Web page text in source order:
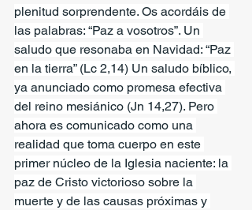
plenitud sorprendente. Os acordáis de
las palabras: “Paz a vosotros”. Un
saludo que resonaba en Navidad: “Paz
en la tierra” (Lc 2,14) Un saludo bíblico,
ya anunciado como promesa efectiva
del reino mesiánico (Jn 14,27). Pero
ahora es comunicado como una
realidad que toma cuerpo en este
primer núcleo de la Iglesia naciente: la
paz de Cristo victorioso sobre la
muerte y de las causas próximas y